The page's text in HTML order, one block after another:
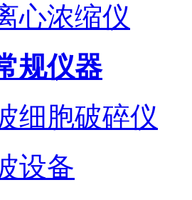
心浓缩仪
规仪器
细胞破碎仪
设备